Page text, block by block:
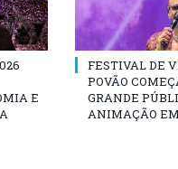
E
FESTIVAL DE
POVÃO
GRANDE
ANIMAÇÃO